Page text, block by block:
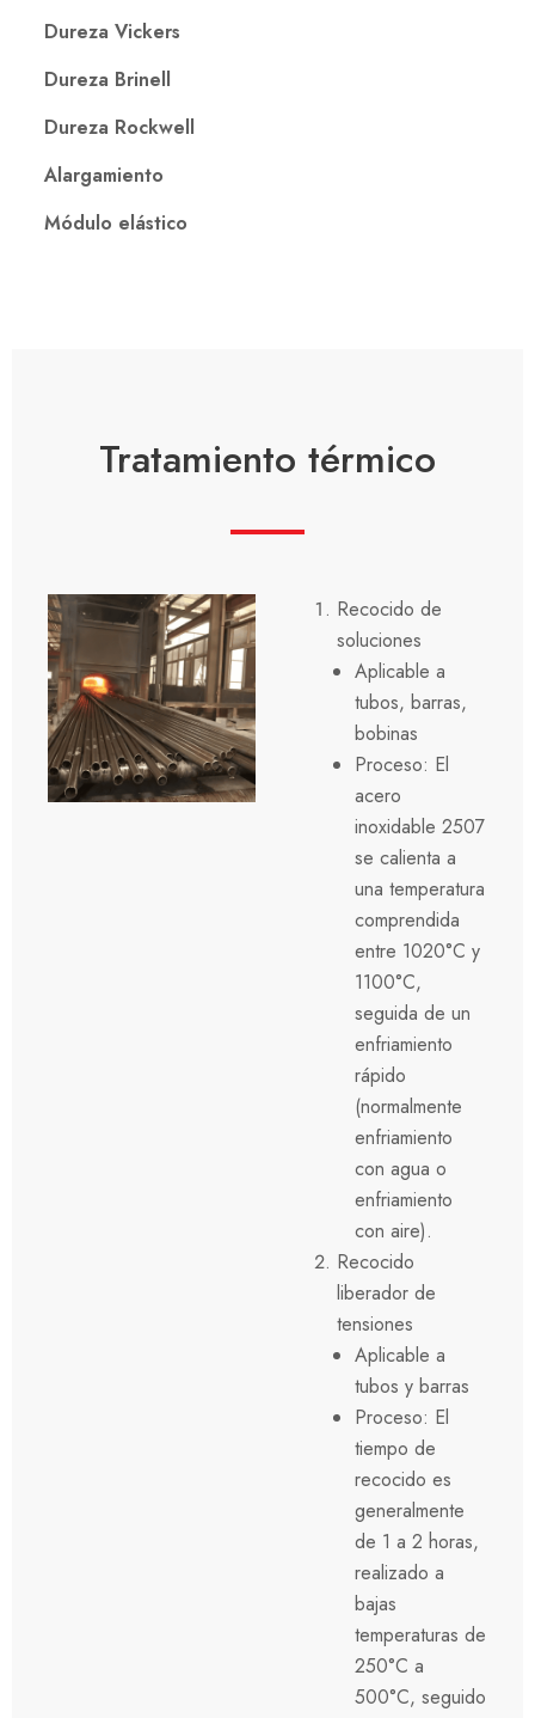
Dureza Vickers
Dureza Brinell
Dureza Rockwell
Alargamiento
Módulo elástico
Tratamiento térmico
Recocido de
soluciones
Aplicable a
tubos, barras,
bobinas
Proceso: El
acero
inoxidable 2507
se calienta a
una temperatura
comprendida
entre 1020°C y
1100°C,
seguida de un
enfriamiento
rápido
(normalmente
enfriamiento
con agua o
enfriamiento
con aire).
Recocido
liberador de
tensiones
Aplicable a
tubos y barras
Proceso: El
tiempo de
recocido es
generalmente
de 1 a 2 horas,
realizado a
bajas
temperaturas de
250°C a
500°C, seguido